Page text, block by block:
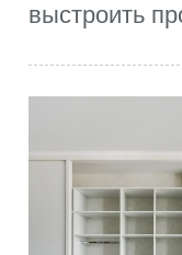
выстроить